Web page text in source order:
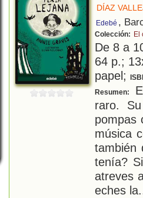
DÍAZ
Edebé ,
Colección: El
De 8 a
64 p.;
papel;
Resumen:
raro.
pompas
música
también
tenía?
atreves
eches la